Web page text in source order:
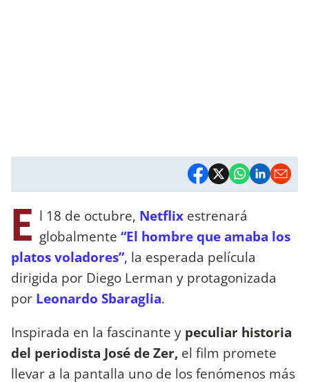
E l 18 de octubre, Netflix estrenará
globalmente “El hombre que amaba los
platos voladores”, la esperada película
dirigida por Diego Lerman y protagonizada
por Leonardo Sbaraglia.
Inspirada en la fascinante y peculiar historia
del periodista José de Zer, el film promete
llevar a la pantalla uno de los fenómenos más